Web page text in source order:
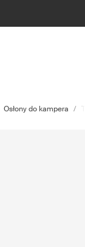
Osłony do kampera /